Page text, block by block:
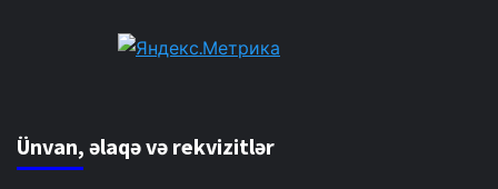
Ünvan, əlaqə və rekvizitlər